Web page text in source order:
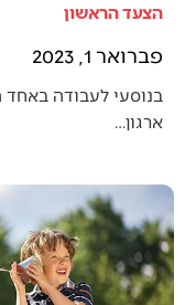
הצעד הראשון
פברואר 1, 2023
בנוסעי לעבודה באחד
ארגון…